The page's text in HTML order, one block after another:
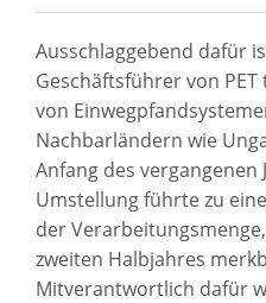
Ausschlaggebend dafür
Geschäftsführer von PET
von
Nachbarländern wie
Anfang des vergangenen
Umstellung führte zu
der
zweiten Halbjahres
Mitverantwortlich dafür